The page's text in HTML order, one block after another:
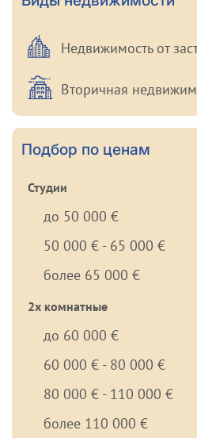
Недвижимость от
Вторичная
Подбор по ценам
Студии
до 50 000 €
50 000 € - 65 000 €
более 65 000 €
2х комнатные
до 60 000 €
60 000 € - 80 000 €
80 000 € - 110 000 €
более 110 000 €